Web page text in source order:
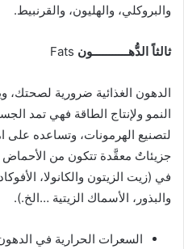
والبروكلي، والهليون، والقرنبيط.
ثالثاً الدُّهـــــــــــون
الدهون الغذائية ضرورية لصحتك،
النمو ولإنتاج الطاقة فهي تمد
لتصنيع الهرمونات، وتساعده على
جزيئاتٌ معقَّدة تتكون من الأحماض
في (زيت الزيتون والكانولا،
والبذور، الأسماك الزيتية …الخ.).